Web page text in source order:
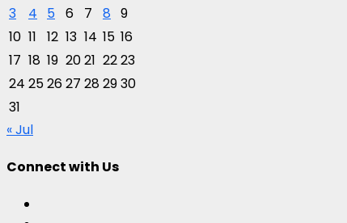
3
4 5 6 7 8 9
10 11 12 13 14 15 16
17 18 19 2021 2223
24 252627 282930
31
« Jul
Connect with Us